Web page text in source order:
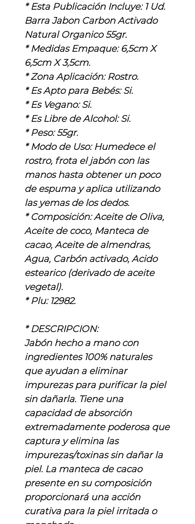
* Esta Publicación Incluye: 1 Ud.
Barra Jabon Carbon Activado
Natural Organico 55gr.
* Medidas Empaque: 6,5cm X
6,5cm X 3,5cm.
* Zona Aplicación: Rostro.
* Es Apto para Bebés: Si.
* Es Vegano: Si.
* Es Libre de Alcohol: Si.
* Peso: 55gr.
* Modo de Uso: Humedece el
rostro, frota el jabón con las
manos hasta obtener un poco
de espuma y aplica utilizando
las yemas de los dedos.
* Composición: Aceite de Oliva,
Aceite de coco, Manteca de
cacao, Aceite de almendras,
Agua, Carbón activado, Acido
estearico (derivado de aceite
vegetal).
* Plu: 12982.
* DESCRIPCION:
Jabón hecho a mano con
ingredientes 100% naturales
que ayudan a eliminar
impurezas para purificar la piel
sin dañarla. Tiene una
capacidad de absorción
extremadamente poderosa que
captura y elimina las
impurezas/toxinas sin dañar la
piel. La manteca de cacao
presente en su composición
proporcionará una acción
curativa para la piel irritada o